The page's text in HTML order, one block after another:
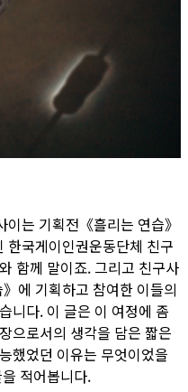
는 기획전《흘리는 연습》
한국게이인권운동단체 친구
함께 말이죠. 그리고 친구사
에 기획하고 참여한 이들의
니다. 이 글은 이 여정에 좀
으로서의 생각을 담은 짧은
했었던 이유는 무엇이었을
적어봅니다.